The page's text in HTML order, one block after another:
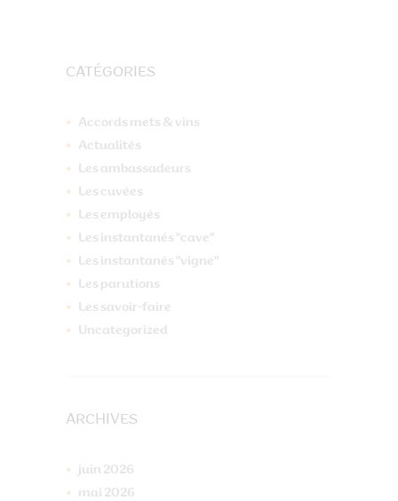
CATÉGORIES
Accords mets & vins
Actualités
Les ambassadeurs
Les cuvées
Les employés
Les instantanés "cave"
Les instantanés "vigne"
Les parutions
Les savoir-faire
Uncategorized
ARCHIVES
juin 2026
mai 2026